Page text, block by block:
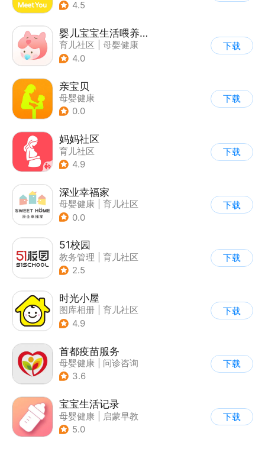
4.5
婴儿宝宝生活喂养记录
育儿社区
母婴健康
4.0
下载
亲宝贝
母婴健康
0.0
下载
妈妈社区
育儿社区
4.9
下载
深业幸福家
母婴健康
育儿社区
0.0
下载
51校园
教务管理
育儿社区
2.5
下载
时光小屋
图库相册
育儿社区
4.9
下载
首都疫苗服务
母婴健康
问诊咨询
| 育儿社区
3.6
下载
宝宝生活记录
母婴健康
启蒙早教
5.0
下载